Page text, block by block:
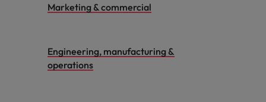
Marketing & commercial
Engineering, manufacturing &
operations